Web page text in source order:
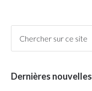
Dernières nouvelles